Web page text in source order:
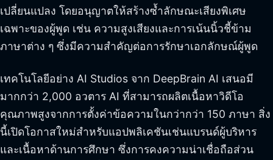
เปลี่ยนแปลง โดยอนุญาตให้สร้างซ้ำลักษณะเสียงพิเศษ
เฉพาะของผู้พูด เช่น ความสูงเสียงและการเน้นนิ้วชี้ข้าม
ภาษาต่าง ๆ ซึ่งมีความสำคัญต่อการรักษาเอกลักษณ์ผู้พูด
เทคโนโลยีอย่าง AI Studios จาก DeepBrain AI เสนอมี
มากกว่า 2,000 อวตาร AI ที่สามารถผลิตเนื้อหาวิดีโอ
คุณภาพสูงจากการตั้งค่าข้อความในกว่ากว่า 150 ภาษา สิ่ง
นี้เปิดโอกาสใหม่สำหรับแอปพลิเคชันเช่นแบรนด์ผู้บริหาร
และเนื้อหาด้านการศึกษา ซึ่งการคงความน่าเชื่อถือส่วน